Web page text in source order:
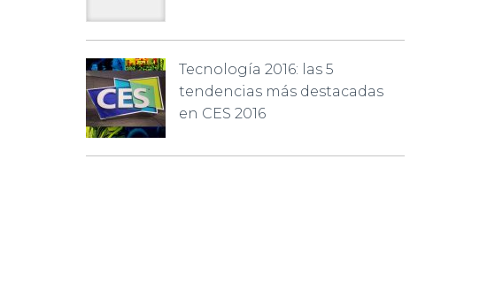
Tecnología 2016: las 5
tendencias más destacadas
en CES 2016